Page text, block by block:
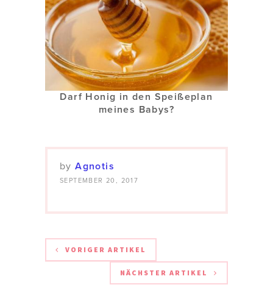
Darf Honig in den Speißeplan
meines Babys?
byAgnotis
SEPTEMBER 20, 2017
VORIGER ARTIKEL
NÄCHSTER ARTIKEL